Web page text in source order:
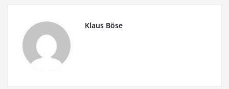
Klaus Böse